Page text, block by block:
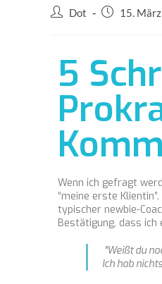
Dot 15.
5
Wenn ich gefragt
“meine erste
typischer newbie-
Bestätigung, dass ich
“Weißt du
Ich hab